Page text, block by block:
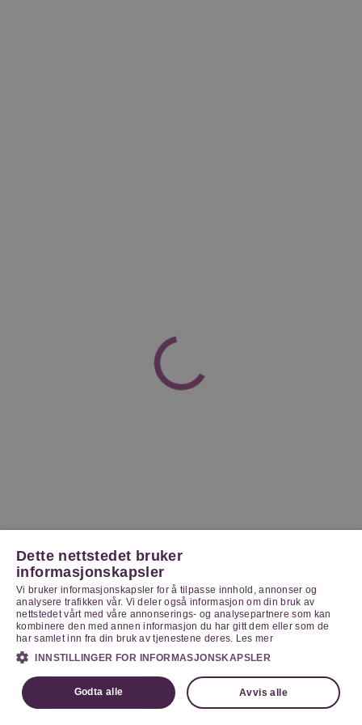
Dette nettstedet bruker
informasjonskapsler
Vi bruker informasjonskapsler for å tilpasse innhold, annonser og
analysere trafikken vår. Vi deler også informasjon om din bruk av
nettstedet vårt med våre annonserings- og analysepartnere som kan
kombinere den med annen informasjon du har gitt dem eller som de
har samlet inn fra din bruk av tjenestene deres. Les mer
INNSTILLINGER FOR INFORMASJONSKAPSLER
Godta alle Avvis alle